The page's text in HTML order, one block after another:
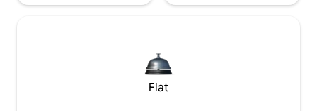
Flat